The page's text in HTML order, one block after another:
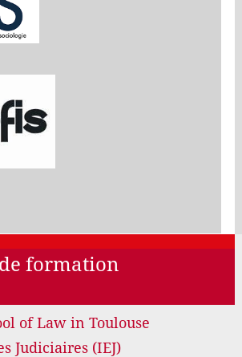
formation
of Law in Toulouse
Judiciaires (IEJ)